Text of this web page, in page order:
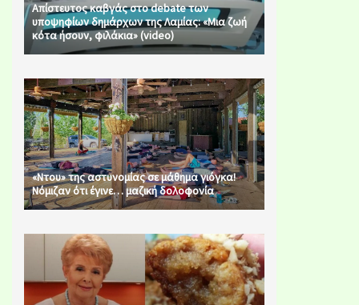
Απίστευτος καβγάς στο debate των
υποψηφίων δημάρχων της Λαμίας: «Μια ζωή
κότα ήσουν, φιλάκια» (video)
«Ντου» της αστυνομίας σε μάθημα γιόγκα!
Νόμιζαν ότι έγινε… μαζική δολοφονία